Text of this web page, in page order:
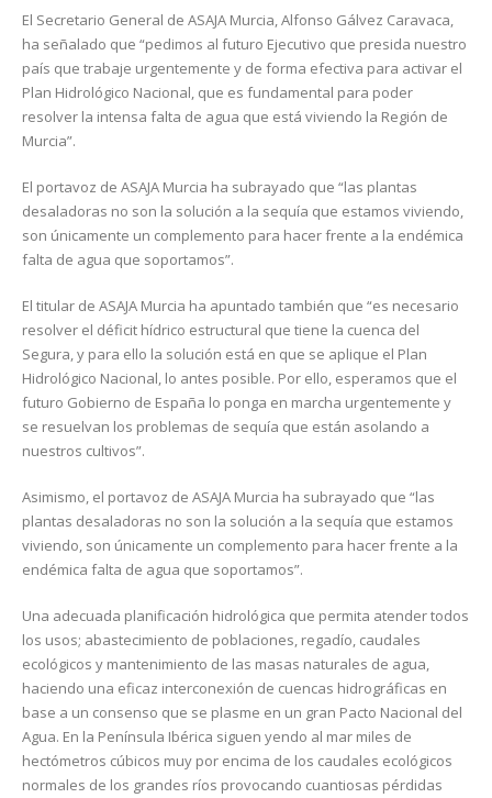
El Secretario General de ASAJA Murcia, Alfonso Gálvez Caravaca,
ha señalado que “pedimos al futuro Ejecutivo que presida nuestro
país que trabaje urgentemente y de forma efectiva para activar el
Plan Hidrológico Nacional, que es fundamental para poder
resolver la intensa falta de agua que está viviendo la Región de
Murcia”.
El portavoz de ASAJA Murcia ha subrayado que “las plantas
desaladoras no son la solución a la sequía que estamos viviendo,
son únicamente un complemento para hacer frente a la endémica
falta de agua que soportamos”.
El titular de ASAJA Murcia ha apuntado también que “es necesario
resolver el déficit hídrico estructural que tiene la cuenca del
Segura, y para ello la solución está en que se aplique el Plan
Hidrológico Nacional, lo antes posible. Por ello, esperamos que el
futuro Gobierno de España lo ponga en marcha urgentemente y
se resuelvan los problemas de sequía que están asolando a
nuestros cultivos”.
Asimismo, el portavoz de ASAJA Murcia ha subrayado que “las
plantas desaladoras no son la solución a la sequía que estamos
viviendo, son únicamente un complemento para hacer frente a la
endémica falta de agua que soportamos”.
Una adecuada planificación hidrológica que permita atender todos
los usos; abastecimiento de poblaciones, regadío, caudales
ecológicos y mantenimiento de las masas naturales de agua,
haciendo una eficaz interconexión de cuencas hidrográficas en
base a un consenso que se plasme en un gran Pacto Nacional del
Agua. En la Península Ibérica siguen yendo al mar miles de
hectómetros cúbicos muy por encima de los caudales ecológicos
normales de los grandes ríos provocando cuantiosas pérdidas